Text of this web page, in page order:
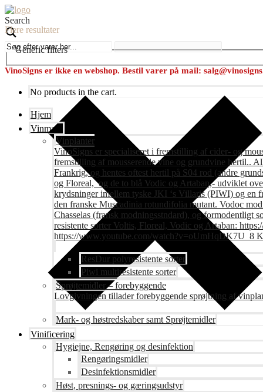
Search
Flere resultater
Generic filters
VinoSigns er ikke en webshop. Bestil varer på mail:
No products in the cart.
Hjem
Vinmark
Vinplanter
VinoSigns er specialiseret i fremstilling af cider- og
fremstilling af mousserende vine og grundvine hertil..
Frankrig, og hentes oftest hertil på S04 rod (andre
og Floreal, og de to blå Vodic og Artaban,- udviklet
krydsninger imellem tyske JKI ‘s Villaris (PIWI) og en
den franske Muscadinia rotundifolia mutant. Vodoc
Chasselas (fransk modningsstndard), og formodentligt
resistente sorter Voltis, Floreal, Vodic og Artaban:
https://www.youtube.com/watch?v=oUmHqDK7U_8
ResDur polyresistente sorter
Piwi multiresistente sorter
Sprøjtemidler – forebyggende
Lovgivningen tillader forebyggende sprøjtning af
Mark- og høstredskaber samt Sprøjtemidler
Vinificering
Hygiejne, Rengøring og desinfektion
Rengøringsmidler
Desinfektionsmidler
Høst, presnings- og gæringsudstyr